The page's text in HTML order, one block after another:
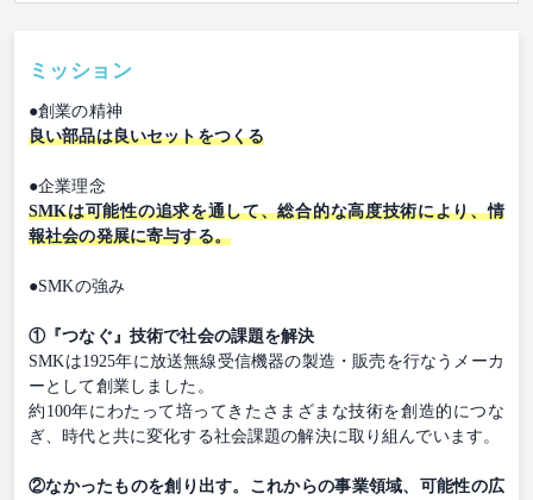
ミッション
●創業の精神
良い部品は良いセットをつくる
●企業理念
SMKは可能性の追求を通して、総合的な高度技術により、情
報社会の発展に寄与する。
●SMKの強み
①『つなぐ』技術で社会の課題を解決
SMKは1925年に放送無線受信機器の製造・販売を行なうメーカ
ーとして創業しました。
約100年にわたって培ってきたさまざまな技術を創造的につな
ぎ、時代と共に変化する社会課題の解決に取り組んでいます。
②なかったものを創り出す。これからの事業領域、可能性の広